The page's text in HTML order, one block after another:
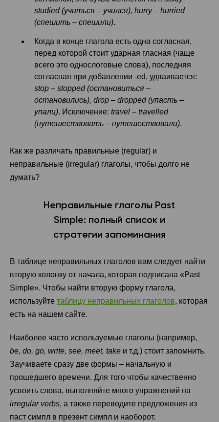
studied (учиться – учился), hurry – hurried
(спешить – спешили).
Когда в конце глагола есть одна согласная,
перед которой стоит ударная гласная (чаще
всего это однослоговые слова), последняя
согласная при добавлении -ed, удваивается:
stop – stopped (остановиться –
остановились), drop – dropped (упасть –
упали). Исключение: travel – travelled
(путешествовать – путешествовали).
Как же различать правильные (regular) и
неправильные (irregular) глаголы, чтобы долго не
думать?
Неправильные глаголы Past
Simple: полный список и
стратегии запоминания
В таблице неправильных глаголов вам следует найти
вторую колонку от начала, которая подписана «Past
Simple». Чтобы найти вторую форму глагола,
используйте таблицу неправильных глаголов, которая
есть на нашем сайте.
Наиболее часто используемые глаголы (например,
be, do, go, write, see, meet, take и т.д.) стоит запомнить.
Заучиваете сразу две формы – начальную и
прошедшего времени. Для того чтобы качественно
усвоить слова, выполняйте много упражнений на
irregular verbs, а также переводите предложения из
паст симпл в презент симпл и наоборот.